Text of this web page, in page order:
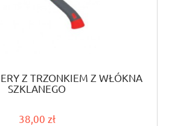
Z TRZONKIEM Z WŁÓKNA
SZKLANEGO
38,00 zł